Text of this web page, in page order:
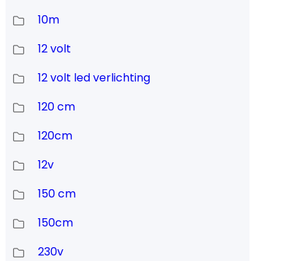
10m
12 volt
12 volt led verlichting
120 cm
120cm
12v
150 cm
150cm
230v